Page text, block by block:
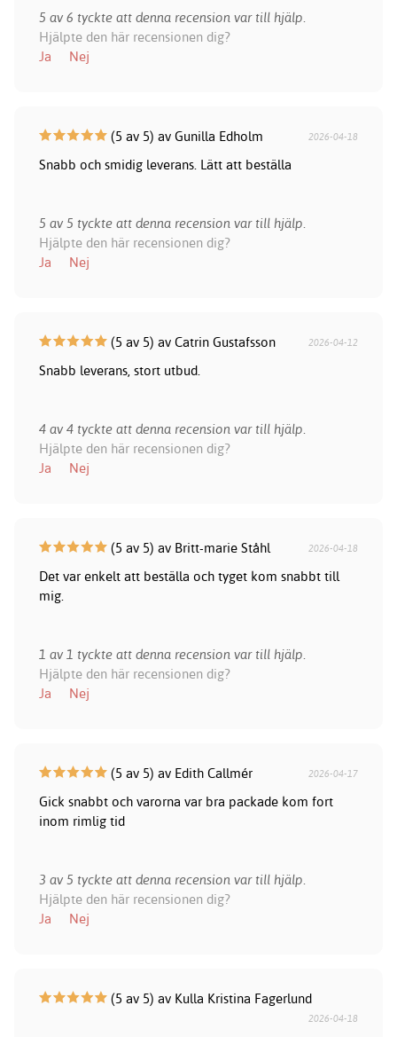
5 av 6 tyckte att denna recension var till hjälp.
Hjälpte den här recensionen dig?
Ja
Nej
(5 av 5) av Gunilla Edholm 2026-04-18
Snabb och smidig leverans. Lätt att beställa
5 av 5 tyckte att denna recension var till hjälp.
Hjälpte den här recensionen dig?
Ja
Nej
(5 av 5) av Catrin Gustafsson 2026-04-12
Snabb leverans, stort utbud.
4 av 4 tyckte att denna recension var till hjälp.
Hjälpte den här recensionen dig?
Ja
Nej
(5 av 5) av Britt-marie Ståhl 2026-04-18
Det var enkelt att beställa och tyget kom snabbt till
mig.
1 av 1 tyckte att denna recension var till hjälp.
Hjälpte den här recensionen dig?
Ja
Nej
(5 av 5) av Edith Callmér 2026-04-17
Gick snabbt och varorna var bra packade kom fort
inom rimlig tid
3 av 5 tyckte att denna recension var till hjälp.
Hjälpte den här recensionen dig?
Ja
Nej
(5 av 5) av Kulla Kristina Fagerlund
2026-04-18